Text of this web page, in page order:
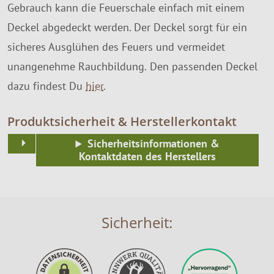
Gebrauch kann die Feuerschale einfach mit einem
Deckel abgedeckt werden. Der Deckel sorgt für ein
sicheres Ausglühen des Feuers und vermeidet
unangenehme Rauchbildung. Den passenden Deckel
dazu findest Du hier.
Produktsicherheit & Herstellerkontakt
Sicherheitsinformationen &
Kontaktdaten des Herstellers
Sicherheit: